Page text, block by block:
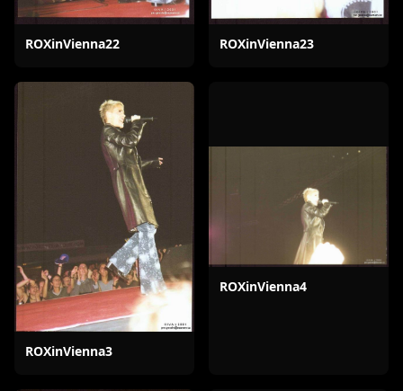
ROXinVienna22 ROXinVienna23
ROXinVienna3
ROXinVienna4